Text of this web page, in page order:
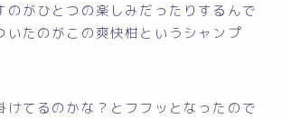
のがひとつの楽しみだったりするんで
いたのがこの爽快柑というシャンプ
けてるのかな？とフフッとなったので